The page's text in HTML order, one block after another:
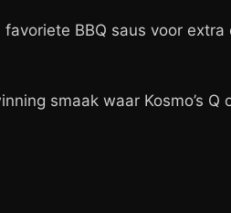
BBQ saus voor
smaak waar Kosmo’s Q